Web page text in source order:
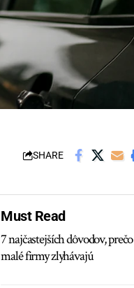
SHARE
Must Read
7 najčastejších dôvodov, prečo
malé firmy zlyhávajú